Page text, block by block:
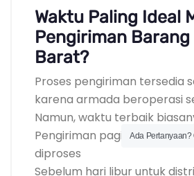
Waktu Paling Ideal
Pengiriman
Barat?
Proses pengiriman tersedia
karena armada beroperasi
Namun, waktu terbaik
Pengiriman pagi agar
diproses
Sebelum hari libur untuk
Ada Pertanyaan?